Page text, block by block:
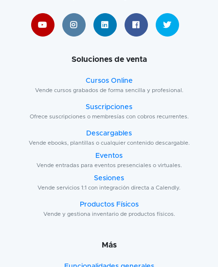
Soluciones de venta
Cursos Online
Vende cursos grabados de forma sencilla y profesional.
Suscripciones
Ofrece suscripciones o membresías con cobros recurrentes.
Descargables
Vende ebooks, plantillas o cualquier contenido descargable.
Eventos
Vende entradas para eventos presenciales o virtuales.
Sesiones
Vende servicios 1:1 con integración directa a Calendly.
Productos Físicos
Vende y gestiona inventario de productos físicos.
Más